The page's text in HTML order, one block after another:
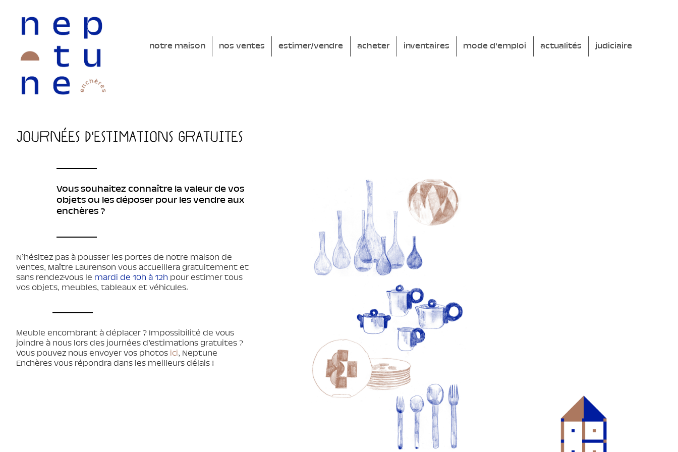
notre maison nos ventes estimer/vendre acheter inventaires mode d'emploi actualités judiciaire
Journées d'estimations gratuites
Vous souhaitez connaître la valeur de vos
objets ou les déposer pour les vendre aux
enchères ?
N’hésitez pas à pousser les portes de notre maison de
ventes, Maître Laurenson vous accueillera gratuitement et
sans rendez-vous le mardi de 10h à 12h pour estimer tous
vos objets, meubles, tableaux et véhicules.
Meuble encombrant à déplacer ? Impossibilité de vous
joindre à nous lors des journées d’estimations gratuites ?
Vous pouvez nous envoyer vos photos ici, Neptune
Enchères vous répondra dans les meilleurs délais !